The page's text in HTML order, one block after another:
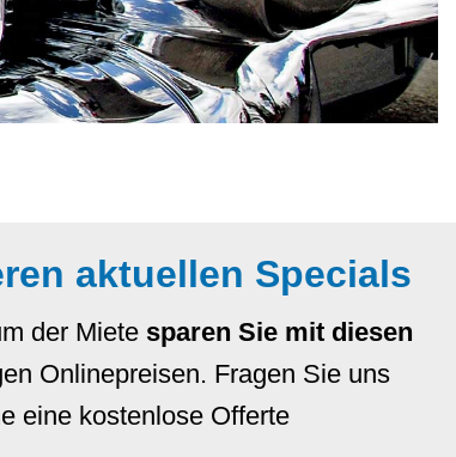
aktuellen Specials
der Miete sparen Sie mit diesen
Onlinepreisen. Fragen Sie uns
eine kostenlose Offerte